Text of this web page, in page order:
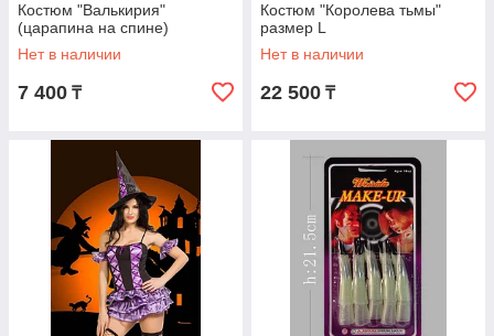
Костюм "Валькирия"
(царапина на спине)
Нет в наличии
7 400 ₸
Костюм "Королева тьмы"
размер L
Нет в наличии
22 500 ₸